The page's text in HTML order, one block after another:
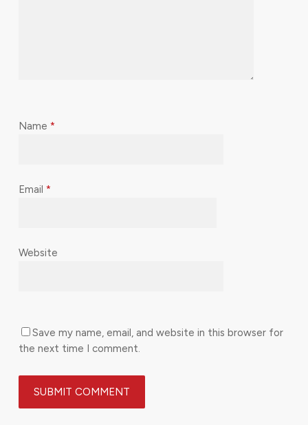
Name *
Email *
Website
Save my name, email, and website in this browser for
the next time I comment.